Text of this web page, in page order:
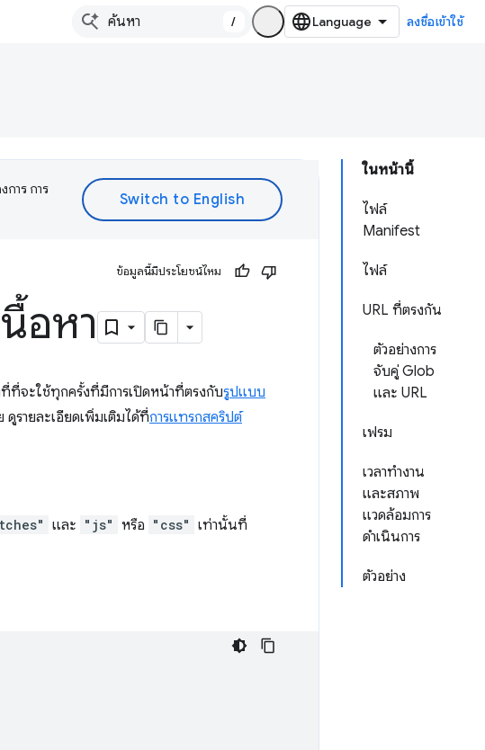
/ ลงชื่อเข้าใช้
ในหน้านี้
ไฟล์
Manifest
ไฟล์
URL ที่ตรงกัน
ตัวอย่างการ
จับคู่ Glob
และ URL
เฟรม
เวลาทำงาน
และสภาพ
แวดล้อมการ
ดำเนินการ
ตัวอย่าง
การ การ
ข้อมูลนี้มีประโยชน์ไหม
อหา
จะใช้ทุกครั้งที่มีการเปิดหน้าที่ตรงกับรูปแบบ
รายละเอียดเพิ่มเติมได้ที่การแทรกสคริปต์
และ "js" หรือ "css" เท่านั้นที่